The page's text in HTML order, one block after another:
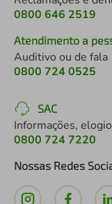
0800 646 2519
Atendimento a
Auditivo ou de fala
0800 724 0525
SAC
Informações,
0800 724 7220
Nossas Redes